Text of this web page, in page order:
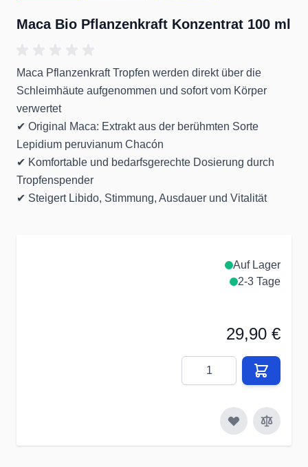
Maca Bio Pflanzenkraft Konzentrat 100 ml
Maca Pflanzenkraft Tropfen werden direkt über die
Schleimhäute aufgenommen und sofort vom Körper
verwertet
✔ Original Maca: Extrakt aus der berühmten Sorte
Lepidium peruvianum Chacón
✔ Komfortable und bedarfsgerechte Dosierung durch
Tropfenspender
✔ Steigert Libido, Stimmung, Ausdauer und Vitalität
Auf Lager
2-3 Tage
29,90 €
Menge